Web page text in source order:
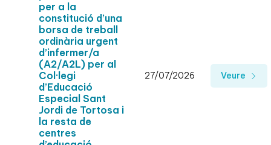
per a la
constitució d’una
borsa de treball
ordinària urgent
d’infermer/a
(A2/A2L) per al
Col·legi
d’Educació
Especial Sant
Jordi de Tortosa i
la resta de
centres
27/07/2026 Veure